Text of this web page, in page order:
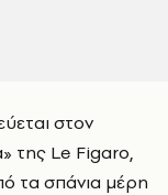
στον
της Le Figaro,
τα σπάνια μέρη